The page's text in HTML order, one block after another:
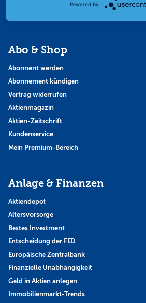
Abo & Shop
Abonnent werden
Abonnement kündigen
Vertrag widerrufen
Aktienmagazin
Aktien-Zeitschrift
Kundenservice
Mein Premium-Bereich
Anlage & Finanzen
Aktiendepot
Altersvorsorge
Bestes Investment
Entscheidung der FED
Europäische Zentralbank
Finanzielle Unabhängigkeit
Geld in Aktien anlegen
Immobilienmarkt-Trends
Powered by